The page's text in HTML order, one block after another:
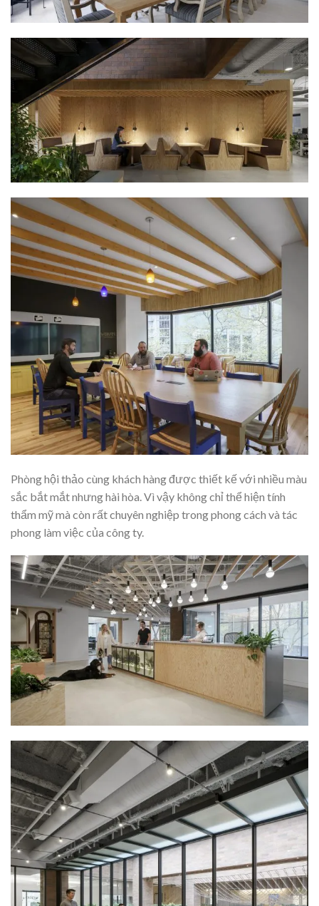
Phòng hội thảo cùng khách hàng được thiết kế với nhiều màu
sắc bắt mắt nhưng hài hòa. Vì vậy không chỉ thể hiện tính
thẩm mỹ mà còn rất chuyên nghiệp trong phong cách và tác
phong làm việc của công ty.